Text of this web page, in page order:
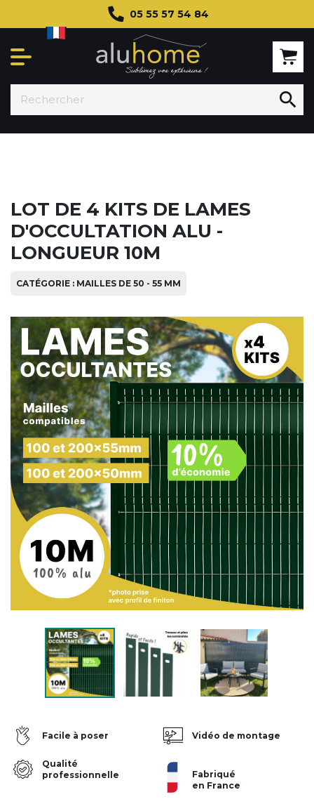
05 55 57 54 84

LOT DE 4 KITS DE LAMES
D'OCCULTATION ALU -
LONGUEUR 10M
CATÉGORIE : MAILLES DE 50 - 55 MM
Facile à poser Vidéo de montage
Qualité
professionnelle
Fabriqué
en France